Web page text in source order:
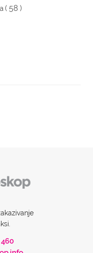
( 58 )